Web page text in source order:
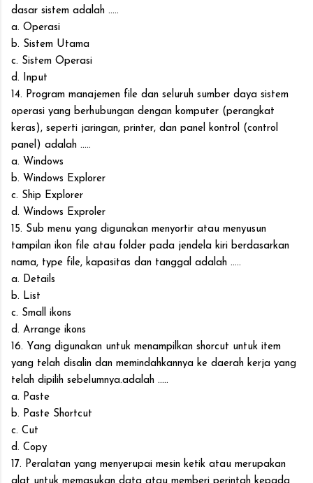
dasar sistem adalah .....
a. Operasi
b. Sistem Utama
c. Sistem Operasi
d. Input
14. Program manajemen file dan seluruh sumber daya sistem
operasi yang berhubungan dengan komputer (perangkat
keras), seperti jaringan, printer, dan panel kontrol (control
panel) adalah .....
a. Windows
b. Windows Explorer
c. Ship Explorer
d. Windows Exproler
15. Sub menu yang digunakan menyortir atau menyusun
tampilan ikon file atau folder pada jendela kiri berdasarkan
nama, type file, kapasitas dan tanggal adalah .....
a. Details
b. List
c. Small ikons
d. Arrange ikons
16. Yang digunakan untuk menampilkan shorcut untuk item
yang telah disalin dan memindahkannya ke daerah kerja yang
telah dipilih sebelumnya.adalah .....
a. Paste
b. Paste Shortcut
c. Cut
d. Copy
17. Peralatan yang menyerupai mesin ketik atau merupakan
alat untuk memasukan data atau memberi perintah kepada